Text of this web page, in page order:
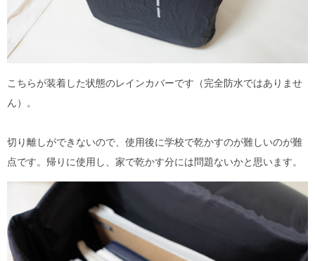
こちらが装着した状態のレインカバーです（完全防水ではありませ
ん）。
切り離しができないので、使用後に学校で乾かすのが難しいのが難
点です。帰りに使用し、家で乾かす分には問題ないかと思います。